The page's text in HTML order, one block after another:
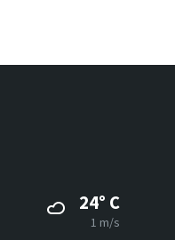
24° C
1 m/s